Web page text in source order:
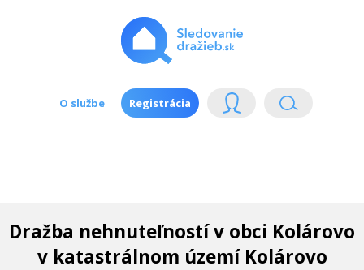
O službe Registrácia
Dražba nehnuteľností v obci Kolárovo
v katastrálnom území Kolárovo